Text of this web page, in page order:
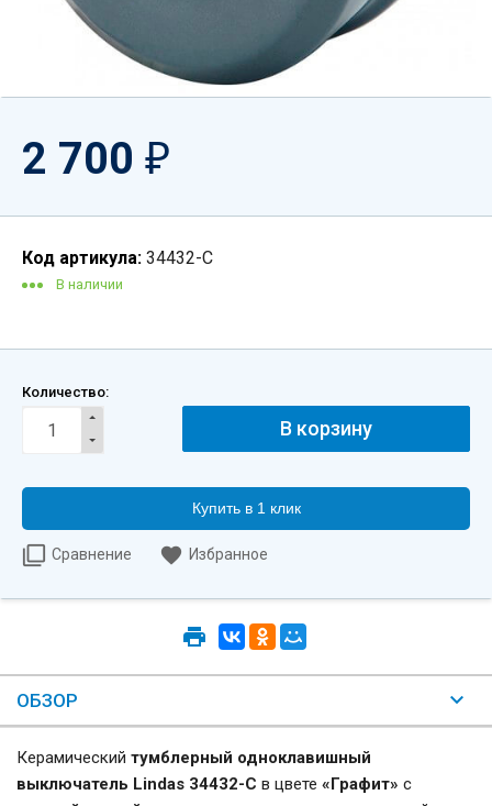
2 700 ₽
Код артикула: 34432-C
В наличии
Количество:
Купить в 1 клик
Сравнение Избранное
ОБЗОР
Керамический тумблерный одноклавишный
выключатель Lindas 34432-C в цвете «Графит» с